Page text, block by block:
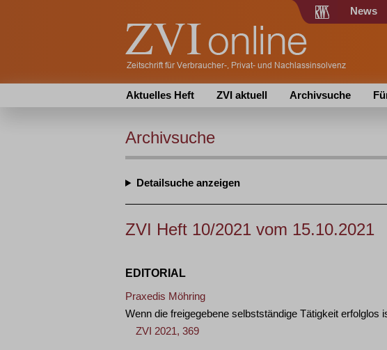
News
Aktuelles Heft ZVI aktuell Archivsuche
Archivsuche
Detailsuche
ZVI Heft 10/2021 vom 15.10.2021
EDITORIAL
Praxedis Möhring
Wenn die freigegebene selbstständige Tätigkeit erfolglos
ZVI 2021, 369